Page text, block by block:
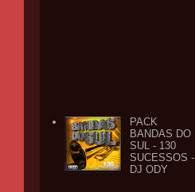
PACK
BANDAS DO
SUL - 130
SUCESSOS -
DJ ODY